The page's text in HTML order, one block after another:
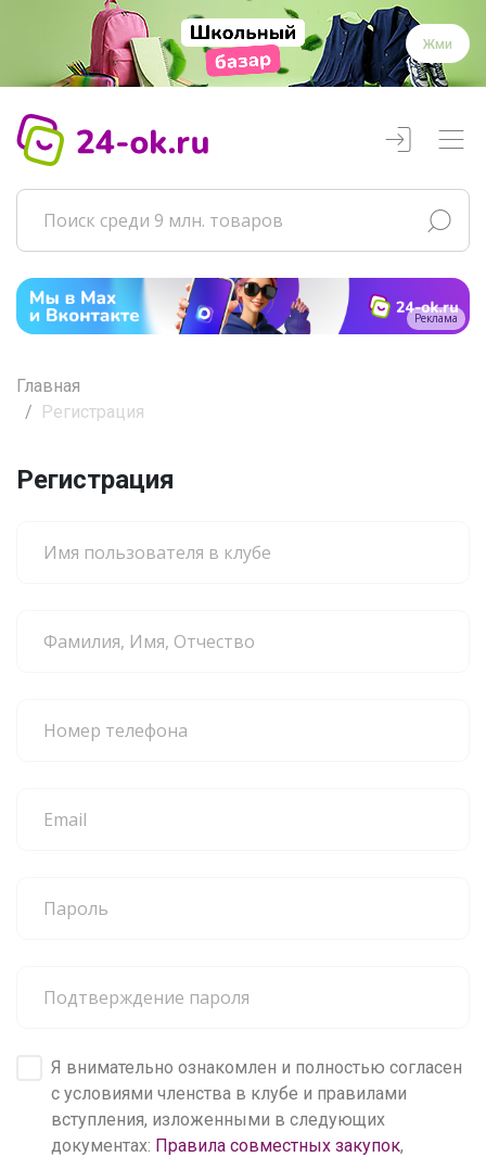
Жми
Реклама
Главная
Регистрация
Регистрация
Я внимательно ознакомлен и полностью согласен
с условиями членства в клубе и правилами
вступления, изложенными в следующих
документах: Правила совместных закупок,